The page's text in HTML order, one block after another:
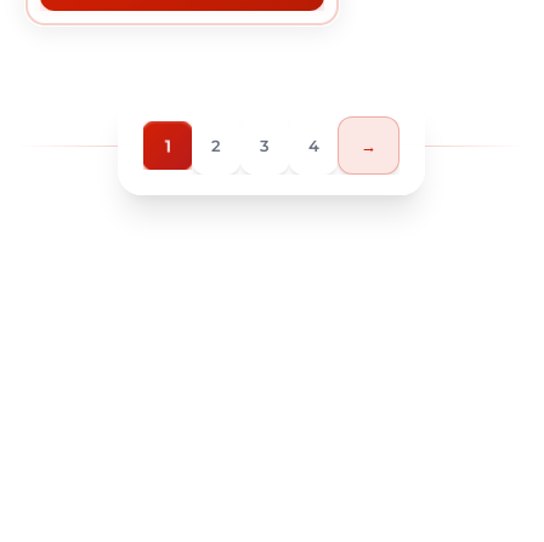
1 2 3 4 →